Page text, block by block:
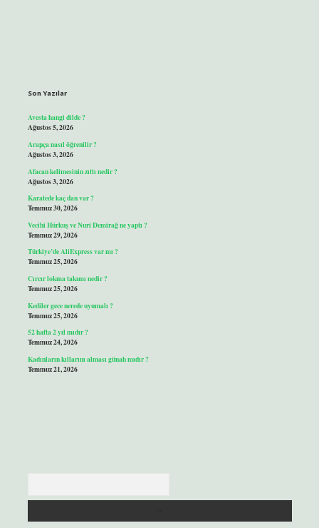
Son Yazılar
Avesta hangi dilde ?
Ağustos 5, 2026
Arapça nasıl öğrenilir ?
Ağustos 3, 2026
Afacan kelimesinin zıttı nedir ?
Ağustos 3, 2026
Karatede kaç dan var ?
Temmuz 30, 2026
Vecihi Hürkuş ve Nuri Demirağ ne yaptı ?
Temmuz 29, 2026
Türkiye’de AliExpress var mı ?
Temmuz 25, 2026
Cırcır lokma takımı nedir ?
Temmuz 25, 2026
Kediler gece nerede uyumalı ?
Temmuz 25, 2026
52 hafta 2 yıl mıdır ?
Temmuz 24, 2026
Kadınların kıllarını alması günah mıdır ?
Temmuz 21, 2026